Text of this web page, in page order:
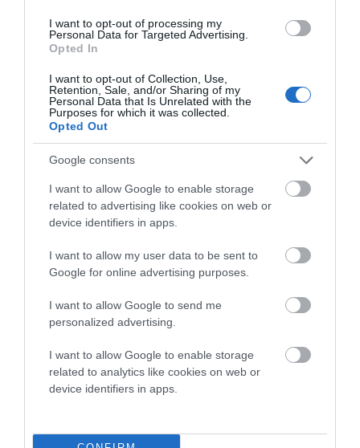
I want to opt-out of processing my
Personal Data for Targeted Advertising.
Opted In
I want to opt-out of Collection, Use,
Retention, Sale, and/or Sharing of my
Personal Data that Is Unrelated with the
Purposes for which it was collected.
Opted Out
Google consents
I want to allow Google to enable storage
related to advertising like cookies on web or
device identifiers in apps.
I want to allow my user data to be sent to
Google for online advertising purposes.
I want to allow Google to send me
personalized advertising.
I want to allow Google to enable storage
related to analytics like cookies on web or
device identifiers in apps.
ΠΡΟΣΟΧΗ: Πολύ υψηλός
κίνδυνος πυρκαγιάς στις
08/08/2026
καλοκαίρια στην Άνδρο –
Από τον 19ο αιώνα μέχρι
και την δεκαετία του 1970
08/08/2026
φωτογραφία γίνεται μνήμη
08/08/2026
ΤΟΥΡΙΣΜΟ: Η φέρουσα
ικανότητα στο επίκεντρο
08/08/2026